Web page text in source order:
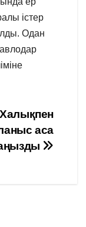
істер
Одан
Халықпен
аса